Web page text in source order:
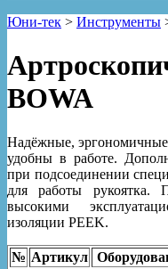
Юни-тек > Инструменты
BOWA
Надёжные,
удобны в работе.
при подсоединении
для работы рукоятка.
высокими
изоляции PEEK.
№ Артикул